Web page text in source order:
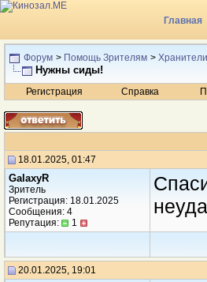
Главная
Радио
Форум > Помощь Зрителям >
Нужны сиды!
Регистрация Справка
18.01.2025, 01:47
GalaxyR
Зритель
Регистрация: 18.01.2025
Сообщения: 4
Репутация:
1
20.01.2025, 19:01